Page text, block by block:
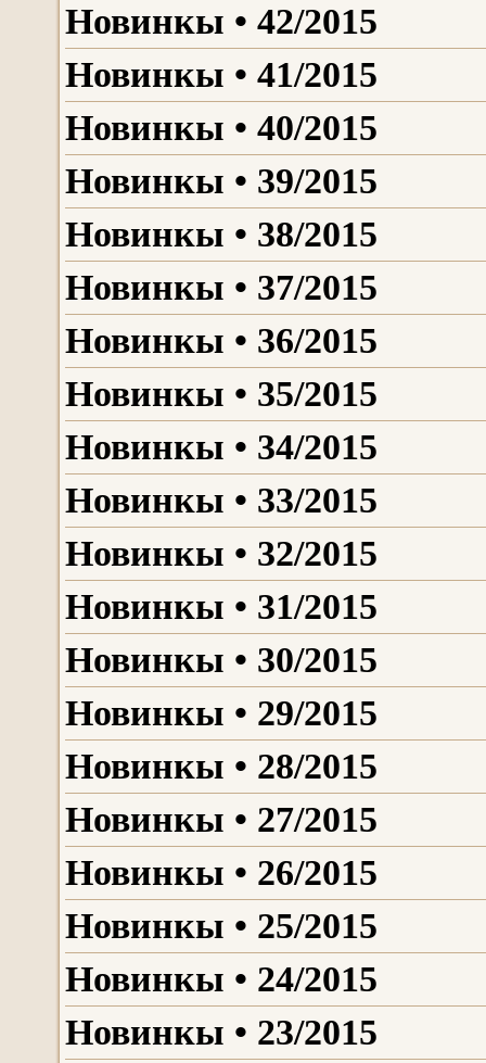
Новинкы • 42/2015
Новинкы • 41/2015
Новинкы • 40/2015
Новинкы • 39/2015
Новинкы • 38/2015
Новинкы • 37/2015
Новинкы • 36/2015
Новинкы • 35/2015
Новинкы • 34/2015
Новинкы • 33/2015
Новинкы • 32/2015
Новинкы • 31/2015
Новинкы • 30/2015
Новинкы • 29/2015
Новинкы • 28/2015
Новинкы • 27/2015
Новинкы • 26/2015
Новинкы • 25/2015
Новинкы • 24/2015
Новинкы • 23/2015